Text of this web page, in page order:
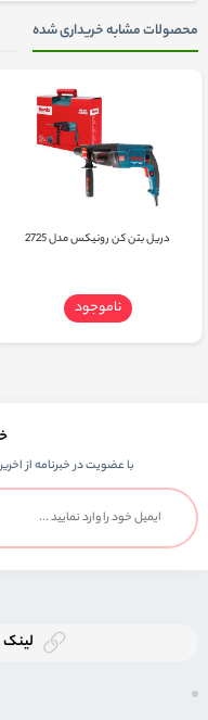
محصولات مشابه خریداری شده
دریل بتن کن رونیکس مدل 2725
ناموجود
با عضویت در خبرنامه از